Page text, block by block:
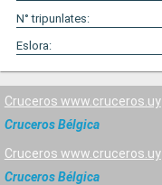
N° tripunlates:
Eslora:
Cruceros www.cruceros.uy
Cruceros Bélgica
Cruceros www.cruceros.uy
Cruceros Bélgica